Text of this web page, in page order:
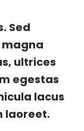
t
e
Sed
ultrices
egestas
lacus
laoreet.